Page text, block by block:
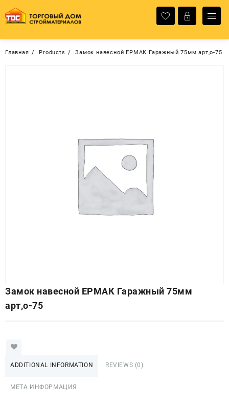
содержимому
Главная Products Замок навесной ЕРМАК Гаражный 75мм арт,о-75
Замок навесной ЕРМАК Гаражный 75мм
арт,о-75
ADDITIONAL INFORMATION REVIEWS (0)
МЕТА ИНФОРМАЦИЯ